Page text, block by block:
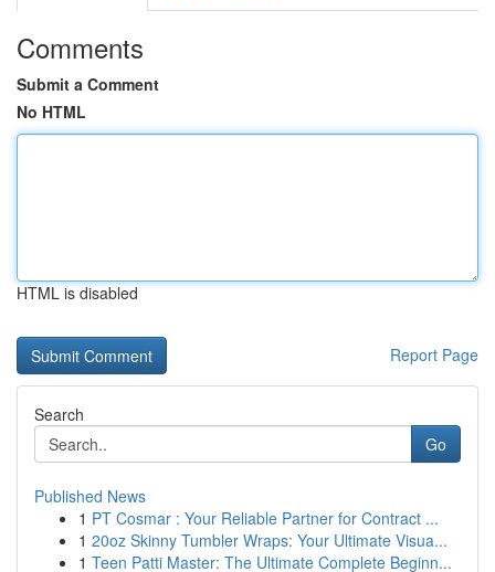
Comments
Submit a Comment
No HTML
HTML is disabled
Report Page
Search
Go
Published News
1 PT Cosmar : Your Reliable Partner for Contract ...
1 20oz Skinny Tumbler Wraps: Your Ultimate Visua...
1 Teen Patti Master: The Ultimate Complete Beginn...